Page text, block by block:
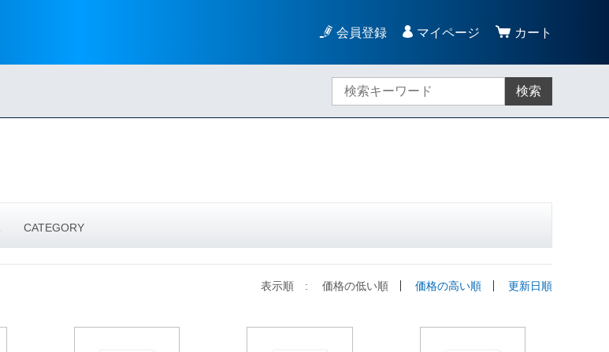
会員登録 マイページ カート
検索
CATEGORY
表示順 : 価格の低い順 価格の高い順 更新日順